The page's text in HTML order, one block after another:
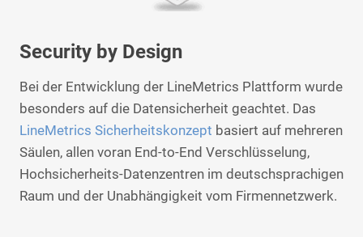
Security by Design
Bei der Entwicklung der LineMetrics Plattform wurde
besonders auf die Datensicherheit geachtet. Das
LineMetrics Sicherheitskonzept basiert auf mehreren
Säulen, allen voran End-to-End Verschlüsselung,
Hochsicherheits-Datenzentren im deutschsprachigen
Raum und der Unabhängigkeit vom Firmennetzwerk.